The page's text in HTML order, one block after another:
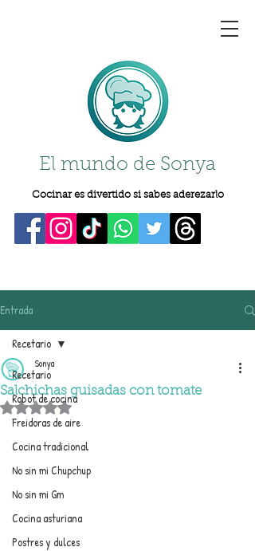
El mundo de Sonya
Cocinar es divertido si sabes aderezarlo
Entrada
Recetario
Robot de cocina
Freidoras de aire
Cocina tradicional
No sin mi Chupchup
No sin mi Gm
Cocina asturiana
Postres y dulces
Recetario
Salchichas guisadas con tomate
Sonya
Obtuvo NaN de 5 estrellas.